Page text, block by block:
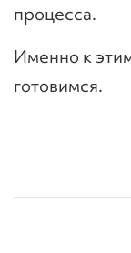
процесса.
Именно к
готовимся.